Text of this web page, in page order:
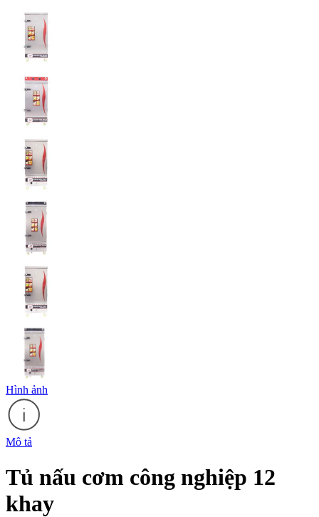
Hình ảnh
Mô tả
Tủ nấu cơm công nghiệp 12
khay